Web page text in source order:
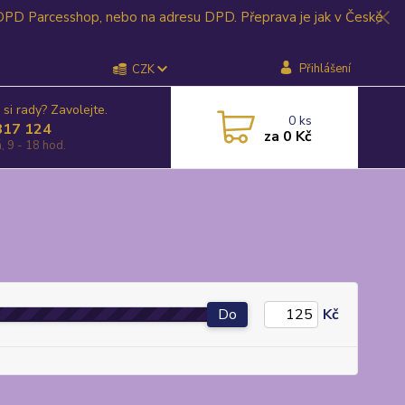
Parcesshop, nebo na adresu DPD. Přeprava je jak v České
CZK Přihlášení
rady? Zavolejte.
124
9 - 18 hod.
0ks
za 0 Kč
Do Kč